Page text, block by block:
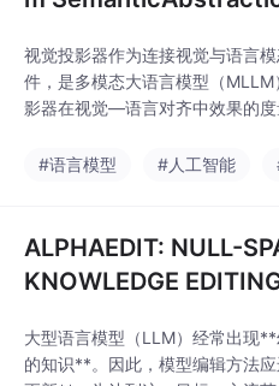
视觉投影器作为连接视觉与语言
件，是多模态大语言模型（
影器在视觉—语言对齐中效果的
启发，本文通过解读多模态大语
#语言模型 #人工智能
ALPHAEDIT: NULL-
KNOWLEDGE
大型语言模型（LLM）经常出现
的知识**。因此，模型编辑方法